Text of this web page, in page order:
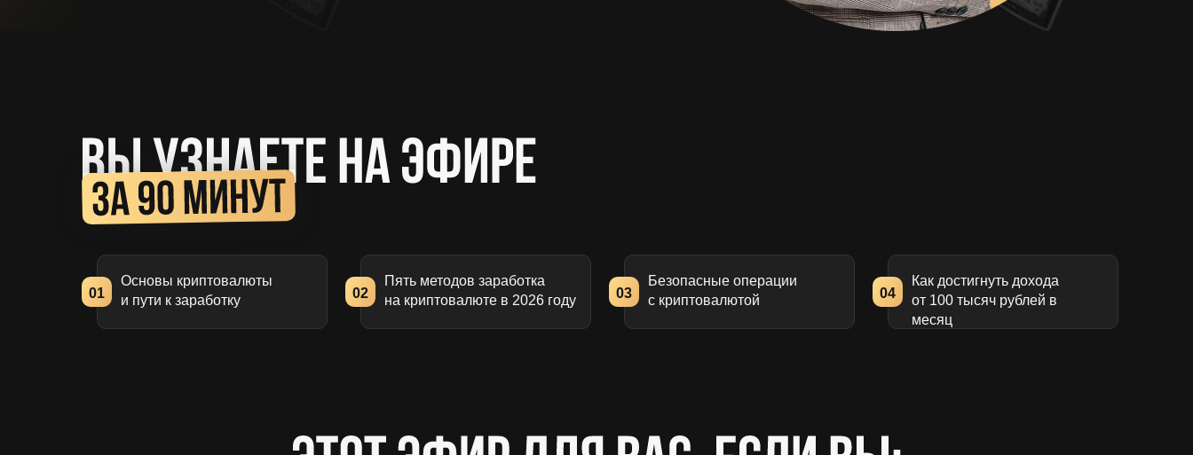
01
Основы криптовалюты
и пути к заработку
02
Пять методов заработка
на криптовалюте в 2026 году
03
Безопасные операции
с криптовалютой
04
Как достигнуть дохода
от 100 тысяч рублей в
месяц